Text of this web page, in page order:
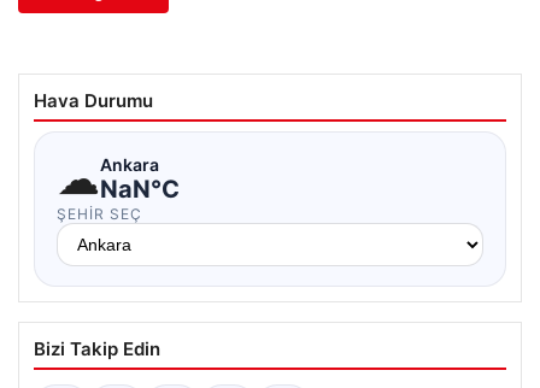
Hava Durumu
☁Ankara
NaN°C
ŞEHIR SEÇ
Bizi Takip Edin